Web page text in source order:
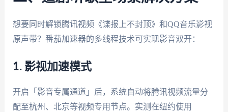
想要同时解锁腾讯视频《谍报上不封顶》和QQ音乐影视
原声带？番茄加速器的多线程技术可实现影音双开：
1. 影视加速模式
开启「影音专属通道」后，系统自动将腾讯视频流量分
配至杭州、北京等视频专用节点。实测在纽约使用